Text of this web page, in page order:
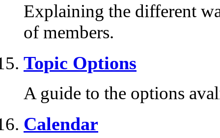
Explaining the different
of members.
Topic Options
A guide to the options
Calendar